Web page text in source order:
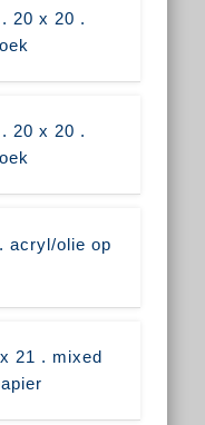
20 x 20 .
20 x 20 .
acryl/olie op
21 . mixed